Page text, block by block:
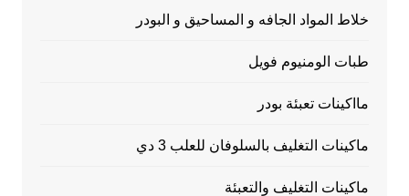
خلاط المواد الجافه و المساحيق و البودر
طبات الومنيوم فويل
مااكينات تعبئة بودر
ماكينات التغليف بالسلوفان للعلب 3 دي
ماكينات التغليف والتعبئة